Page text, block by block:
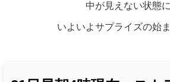
中が見えない状態に
いよいよサプライズの始ま